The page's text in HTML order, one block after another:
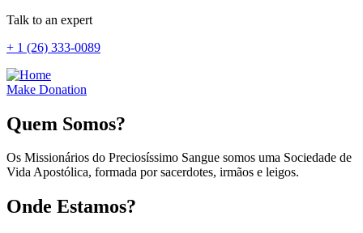
Talk to an expert
+ 1 (26) 333-0089
Make Donation
Quem Somos?
Os Missionários do Preciosíssimo Sangue somos uma Sociedade de
Vida Apostólica, formada por sacerdotes, irmãos e leigos.
Onde Estamos?